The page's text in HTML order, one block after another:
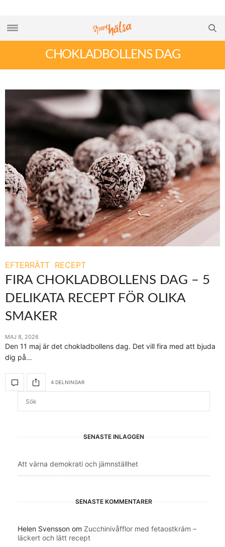
CHOKLADBOLLENS DAG
EFTERRÄTT RECEPT
FIRA CHOKLADBOLLENS DAG – 5
DELIKATA RECEPT FÖR OLIKA
SMAKER
MAJ 8, 2026
Den 11 maj är det chokladbollens dag. Det vill fira med att bjuda
dig på…
4 DELNINGAR
SENASTE INLÄGGEN
Att värna demokrati och jämnställhet
SENASTE KOMMENTARER
Helen Svensson om Zucchinivåfflor med fetaostkräm –
läckert och lätt recept